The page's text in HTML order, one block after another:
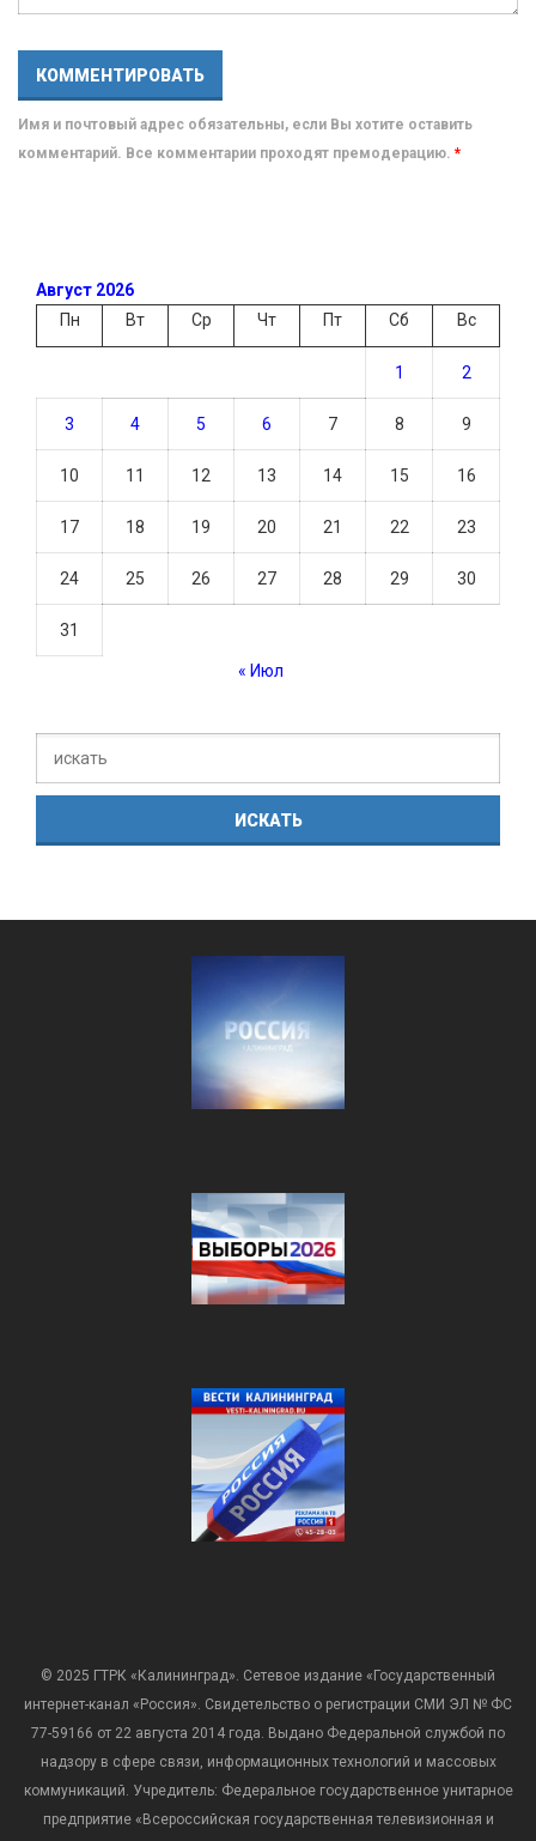
Имя и почтовый адрес обязательны, если Вы хотите оставить
комментарий. Все комментарии проходят премодерацию. *
Август 2026
Пн
Вт Ср Чт Пт Сб Вс
1 2
3 4 5 6 7 8 9
10 11 12 13 14 15 16
17 18 19 20 21 22 23
24 25 26 27 28 29 30
31
« Июл
© 2025 ГТРК «Калининград». Сетевое издание «Государственный
интернет-канал «Россия». Свидетельство о регистрации СМИ ЭЛ № ФС
77-59166 от 22 августа 2014 года. Выдано Федеральной службой по
надзору в сфере связи, информационных технологий и массовых
коммуникаций. Учредитель: Федеральное государственное унитарное
предприятие «Всероссийская государственная телевизионная и